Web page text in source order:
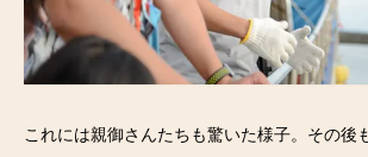
これには親御さんたちも驚いた様子。その後